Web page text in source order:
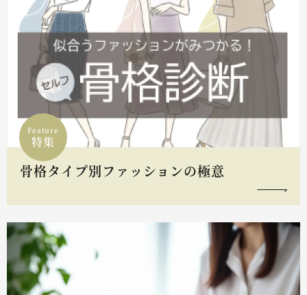
Feature
特集
骨格タイプ別ファッションの極意